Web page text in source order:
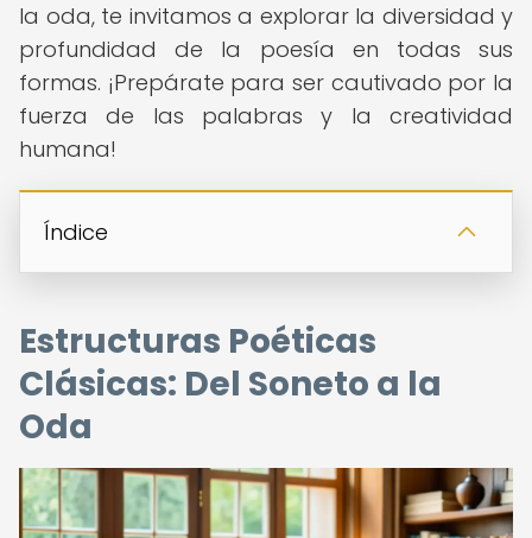
la oda, te invitamos a explorar la diversidad y
profundidad de la poesía en todas sus
formas. ¡Prepárate para ser cautivado por la
fuerza de las palabras y la creatividad
humana!
Índice
Estructuras Poéticas
Clásicas: Del Soneto a la
Oda